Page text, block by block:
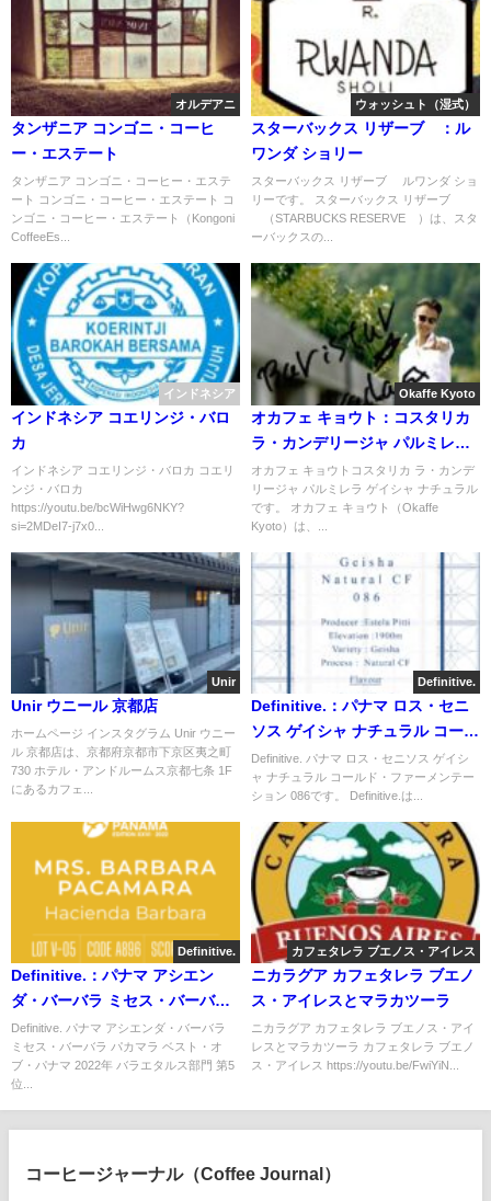
オルデアニ
タンザニア コンゴニ・コーヒ
ー・エステート
タンザニア コンゴニ・コーヒー・エステ
ート コンゴニ・コーヒー・エステート コ
ンゴニ・コーヒー・エステート（Kongoni
CoffeeEs...
ウォッシュト（湿式）
スターバックス リザーブ®：ル
ワンダ ショリー
スターバックス リザーブ® ルワンダ ショ
リーです。 スターバックス リザーブ
®（STARBUCKS RESERVE®）は、スタ
ーバックスの...
インドネシア
インドネシア コエリンジ・バロ
カ
インドネシア コエリンジ・バロカ コエリ
ンジ・バロカ
https://youtu.be/bcWiHwg6NKY?
si=2MDeI7-j7x0...
Okaffe Kyoto
オカフェ キョウト：コスタリカ
ラ・カンデリージャ パルミレラ
ゲイシャ ナチュラル
オカフェ キョウトコスタリカ ラ・カンデ
リージャ パルミレラ ゲイシャ ナチュラル
です。 オカフェ キョウト（Okaffe
Kyoto）は、...
Unir
Unir ウニール 京都店
ホームページ インスタグラム Unir ウニー
ル 京都店は、京都府京都市下京区夷之町
730 ホテル・アンドルームス京都七条 1F
にあるカフェ...
Definitive.
Definitive.：パナマ ロス・セニ
ソス ゲイシャ ナチュラル コール
ド・ファーメンテーション 086
Definitive. パナマ ロス・セニソス ゲイシ
ャ ナチュラル コールド・ファーメンテー
ション 086です。 Definitive.は...
Definitive.
Definitive.：パナマ アシエン
ダ・バーバラ ミセス・バーバラ
パカマラ ベスト・オブ・パナマ
2022年 バラエタルス部門 第5位
（サンプル）
Definitive. パナマ アシエンダ・バーバラ
ミセス・バーバラ パカマラ ベスト・オ
ブ・パナマ 2022年 バラエタルス部門 第5
位...
カフェタレラ ブエノス・アイレス
ニカラグア カフェタレラ ブエノ
ス・アイレスとマラカツーラ
ニカラグア カフェタレラ ブエノス・アイ
レスとマラカツーラ カフェタレラ ブエノ
ス・アイレス https://youtu.be/FwiYiN...
コーヒージャーナル（Coffee Journal）